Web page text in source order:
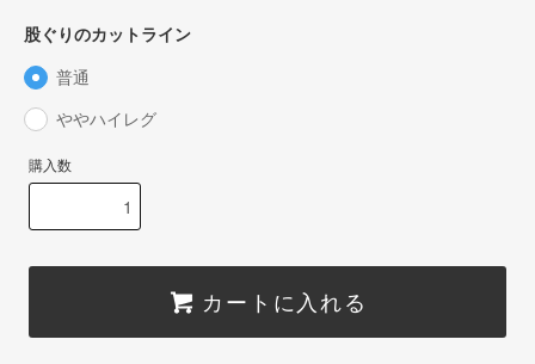
股ぐりのカットライン
普通
ややハイレグ
購入数
カートに入れる